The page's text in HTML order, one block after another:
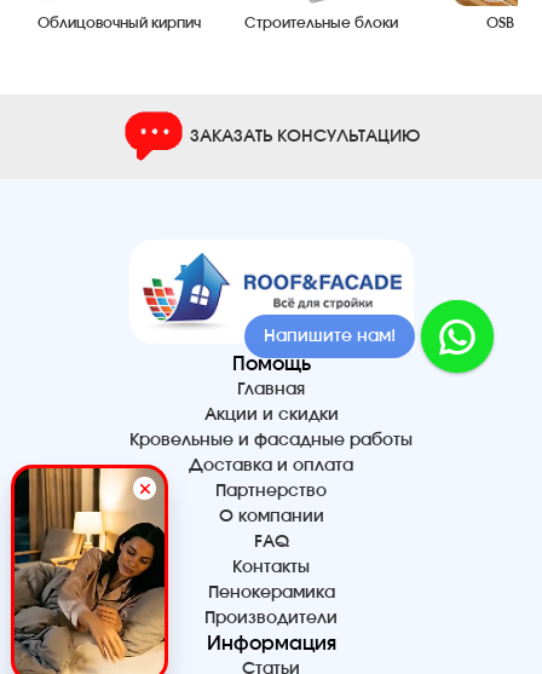
Облицовочный кирпич Строительные блоки OSB
ЗАКАЗАТЬ КОНСУЛЬТАЦИЮ
Помощь
Главная
Акции и скидки
Кровельные и фасадные работы
Доставка и оплата
Партнерство
О компании
FAQ
Контакты
Пенокерамика
Производители
Информация
Статьи
Напишите нам!